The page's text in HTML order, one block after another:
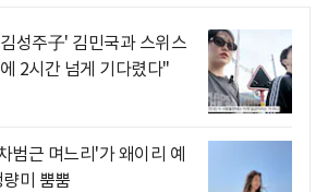
성주子' 김민국과 스위스
2시간 넘게 기다렸다"
범근 며느리'가 왜이리 예
미 뿜뿜